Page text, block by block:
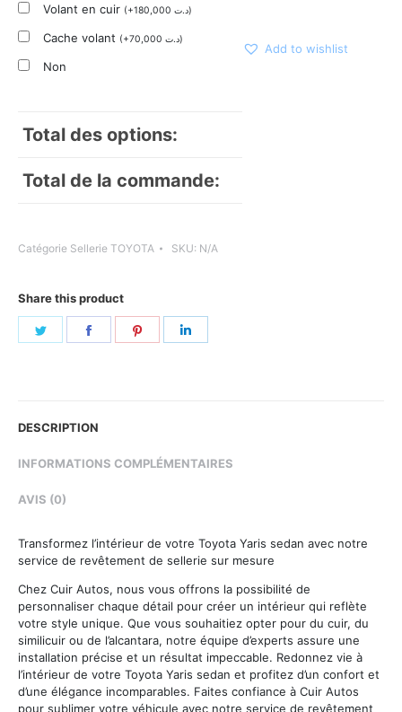
Volant en cuir (+180,000 د.ت)
Cache volant (+70,000 د.ت)
Non
Total des options:
Total de la commande:
Add to wishlist
Catégorie Sellerie TOYOTA SKU: N/A
Share this product
Share
Share
DESCRIPTION
INFORMATIONS COMPLÉMENTAIRES
AVIS (0)
Transformez l’intérieur de votre Toyota Yaris sedan avec notre
service de revêtement de sellerie sur mesure
Chez Cuir Autos, nous vous offrons la possibilité de
personnaliser chaque détail pour créer un intérieur qui reflète
votre style unique. Que vous souhaitiez opter pour du cuir, du
similicuir ou de l’alcantara, notre équipe d’experts assure une
installation précise et un résultat impeccable. Redonnez vie à
l’intérieur de votre Toyota Yaris sedan et profitez d’un confort et
d’une élégance incomparables. Faites confiance à Cuir Autos
pour sublimer votre véhicule avec notre service de revêtement